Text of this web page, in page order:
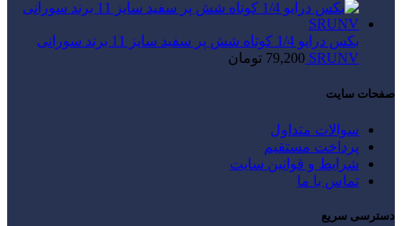
بکس درایو 1/4 کوتاه شش پر سفید سایز 11 برند سورانی
SRUNV
79,200 تومان
صفحات سایت
سوالات متداول
پرداخت مستقیم
شرایط و قوانین سایت
تماس با ما
دسترسی سریع